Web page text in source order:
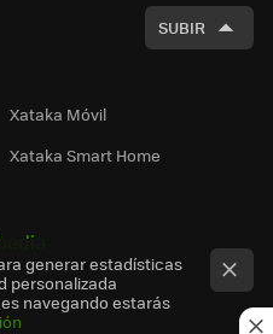
SUBIR
Xataka Móvil
Xataka Smart Home
generar estadísticas
personalizada
navegando estarás